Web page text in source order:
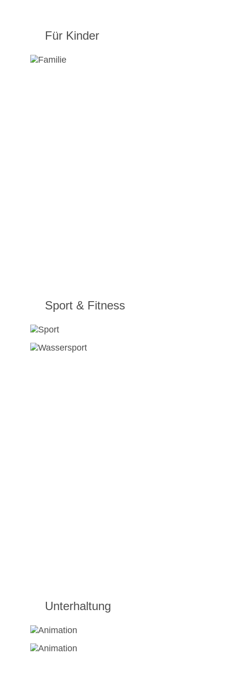
Für Kinder
Sport & Fitness
Unterhaltung